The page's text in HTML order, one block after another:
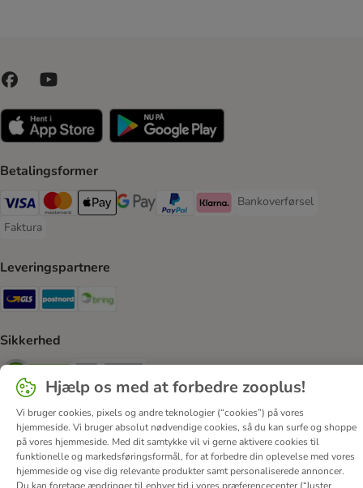
Betalingsformer
VISA Payment Method
Mastercard Payment Method
Apply pay Payment Method
Google Pay Payment Method
paypal Payment Method
Klarna Payment Method
Bankoverførsel
Bankoverførsel
Faktura
Faktura Payment Method
Leveringspartnere
GLS Shipping Method
Postnord Shipping Method
Sikkerhed
Security Security
Om os Job hos zooplus Firmaoplysninger
Hjælp os med at forbedre zooplus!
Vi bruger cookies, pixels og andre teknologier (“cookies”) på vores
hjemmeside. Vi bruger absolut nødvendige cookies, så du kan surfe og shoppe
på vores hjemmeside. Med dit samtykke vil vi gerne aktivere cookies til
funktionelle og markedsføringsformål, for at forbedre din oplevelse med vores
hjemmeside og vise dig relevante produkter samt personaliserede annoncer.